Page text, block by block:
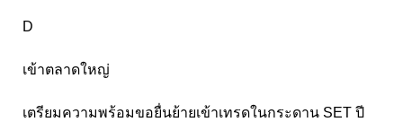
D
เข้าตลาดใหญ่
เตรียมความพร้อมขอยื่นย้ายเข้าเทรดในกระดาน SET ปี